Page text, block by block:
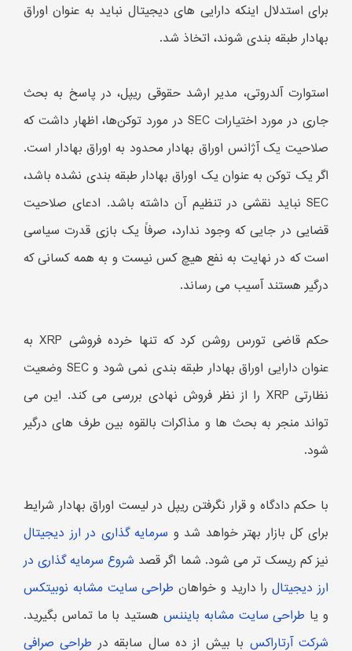
برای استدلال اینکه دارایی های دیجیتال نباید به عنوان اوراق
بهادار طبقه بندی شوند، اتخاذ شد.
استوارت آلدروتی، مدیر ارشد حقوقی ریپل، در پاسخ به بحث
جاری در مورد اختیارات SEC در مورد توکن‌ها، اظهار داشت که
صلاحیت یک آژانس اوراق بهادار محدود به اوراق بهادار است.
اگر یک توکن به عنوان یک اوراق بهادار طبقه بندی نشده باشد،
SEC نباید نقشی در تنظیم آن داشته باشد. ادعای صلاحیت
قضایی در جایی که وجود ندارد، صرفاً یک بازی قدرت سیاسی
است که در نهایت به نفع هیچ کس نیست و به همه کسانی که
درگیر هستند آسیب می رساند.
حکم قاضی تورس روشن کرد که تنها خرده فروشی XRP به
عنوان دارایی اوراق بهادار طبقه بندی نمی شود و SEC وضعیت
نظارتی XRP را از نظر فروش نهادی بررسی می کند. این می
تواند منجر به بحث ها و مذاکرات بالقوه بین طرف های درگیر
شود.
با حکم دادگاه و قرار نگرفتن ریپل در لیست اوراق بهادار شرایط
برای کل بازار بهتر خواهد شد و سرمایه گذاری در ارز دیجیتال
نیز کم ریسک تر می شود. شما اگر قصد شروع سرمایه گذاری در
ارز دیجیتالرا دارید و خواهان طراحی سایت مشابه نوبیتکس
و یا طراحی سایت مشابه بایننس هستید با ما تماس بگیرید.
شرکت آرتاراکس با بیش از ده سال سابقه در طراحی صرافی